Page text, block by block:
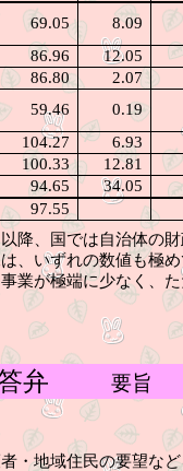
69.05
8.09
86.96
12.05
86.80
2.07
59.46
0.19
104.27
6.93
100.33
12.81
94.65
34.05
97.55
降、国では自治体の
、いずれの数値も極
業が極端に少なく、
弁 要旨
・地域住民の要望な